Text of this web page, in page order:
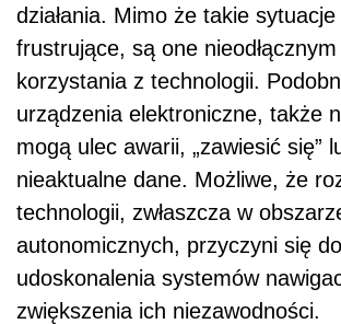
działania. Mimo że takie
frustrujące, są one
korzystania z technologii.
urządzenia elektroniczne, także
mogą ulec awarii, „zawiesić się”
nieaktualne dane. Możliwe, że
technologii, zwłaszcza w
autonomicznych, przyczyni się
udoskonalenia systemów
zwiększenia ich niezawodności.